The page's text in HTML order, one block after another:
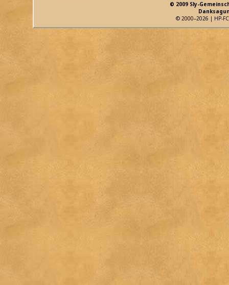
© 2009 Sly-
© 2000–2026 | HP-